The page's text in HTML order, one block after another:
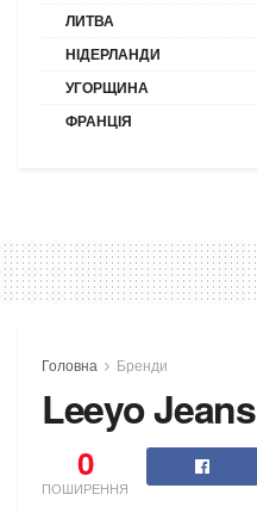
ЛИТВА
НІДЕРЛАНДИ
УГОРЩИНА
ФРАНЦІЯ
Головна Бренди
Leeyo Jeans
0
ПОШИРЕННЯ